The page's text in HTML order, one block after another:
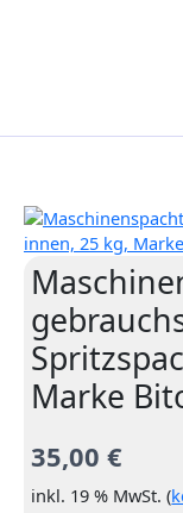
Marke
35,00€
inkl. 19 % MwSt. (